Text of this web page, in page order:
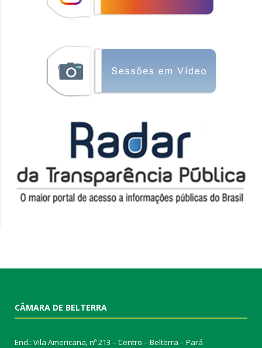
CÂMARA DE BELTERRA
End.: Vila Americana, nº 213 – Centro – Belterra – Pará